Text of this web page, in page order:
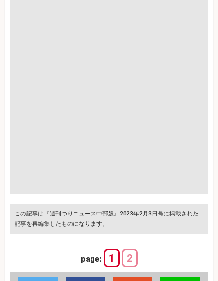
この記事は『週刊つりニュース中部版』2023年2月3日号に掲載された
記事を再編集したものになります。
page: 1 2